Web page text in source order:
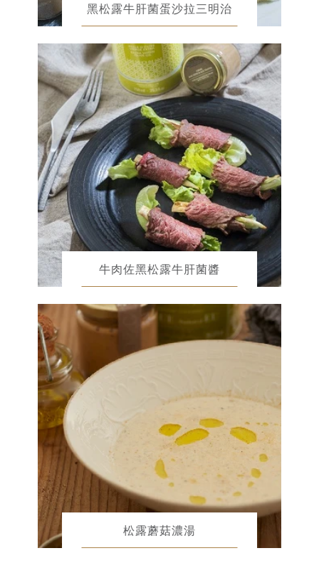
黑松露牛肝菌蛋沙拉三明治
牛肉佐黑松露牛肝菌醬
松露蘑菇濃湯